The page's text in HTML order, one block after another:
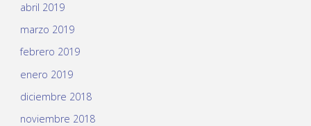
abril 2019
marzo 2019
febrero 2019
enero 2019
diciembre 2018
noviembre 2018